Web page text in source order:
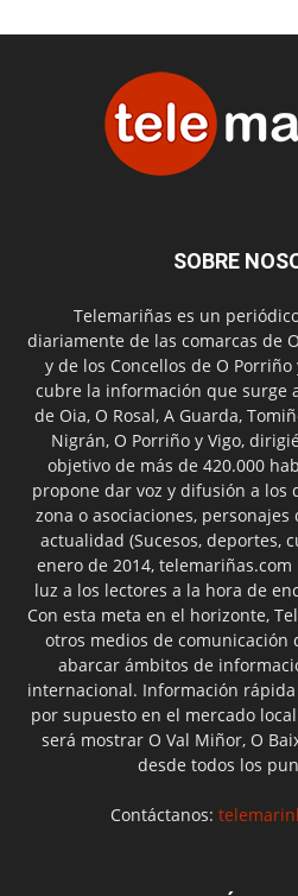
SOBRE
Telemariñas es un
diariamente de las comarcas de
y de los Concellos de O
cubre la información que surge
de Oia, O Rosal, A Guarda,
Nigrán, O Porriño y Vigo,
objetivo de más de 420.000
propone dar voz y difusión a los
zona o asociaciones,
actualidad (Sucesos, deportes,
enero de 2014,
luz a los lectores a la hora de
Con esta meta en el horizonte,
otros medios de comunicación
abarcar ámbitos de
internacional. Información
por supuesto en el mercado
será mostrar O Val Miñor, O
desde todos los
Contáctanos: